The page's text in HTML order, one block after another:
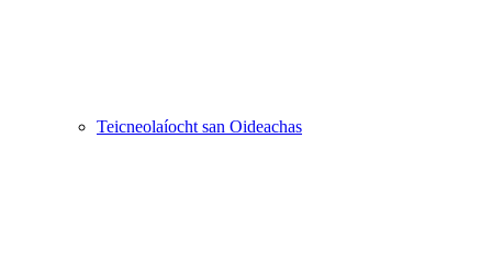
Teicneolaíocht san Oideachas